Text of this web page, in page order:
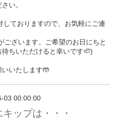
い。
ておりますので、お気軽にご連
ございます。ご希望のお日にちと
ちいただけると幸いです🦥)
いたします🤲
03 00:00:00
ップは・・・